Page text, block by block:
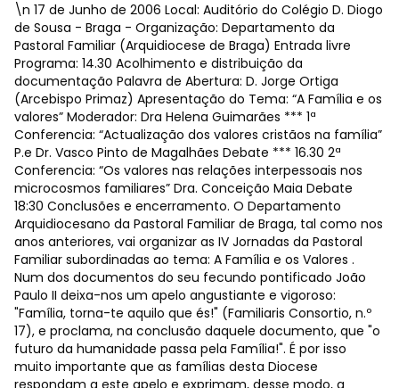
\n 17 de Junho de 2006 Local: Auditório do Colégio D. Diogo
de Sousa - Braga - Organização: Departamento da
Pastoral Familiar (Arquidiocese de Braga) Entrada livre
Programa: 14.30 Acolhimento e distribuição da
documentação Palavra de Abertura: D. Jorge Ortiga
(Arcebispo Primaz) Apresentação do Tema: “A Família e os
valores” Moderador: Dra Helena Guimarães *** 1ª
Conferencia: “Actualização dos valores cristãos na família”
P.e Dr. Vasco Pinto de Magalhães Debate *** 16.30 2ª
Conferencia: “Os valores nas relações interpessoais nos
microcosmos familiares” Dra. Conceição Maia Debate
18:30 Conclusões e encerramento. O Departamento
Arquidiocesano da Pastoral Familiar de Braga, tal como nos
anos anteriores, vai organizar as IV Jornadas da Pastoral
Familiar subordinadas ao tema: A Família e os Valores .
Num dos documentos do seu fecundo pontificado João
Paulo II deixa-nos um apelo angustiante e vigoroso:
"Família, torna-te aquilo que és!" (Familiaris Consortio, n.º
17), e proclama, na conclusão daquele documento, que "o
futuro da humanidade passa pela Família!". É por isso
muito importante que as famílias desta Diocese